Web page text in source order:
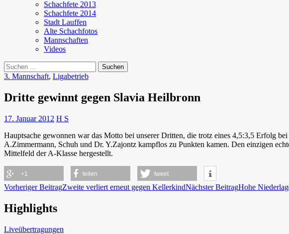
Schachfete 2013
Schachfete 2014
Stadt Lauffen
Alte Schachfotos
Mannschaften
Videos
Suchen
nach:
3. Mannschaft, Ligabetrieb
Dritte gewinnt gegen Slavia Heilbronn
17. Januar 2012 H S
Hauptsache gewonnen war das Motto bei unserer Dritten, die trotz eines 4,5:3,5 Erfolg
A.Zimmermann, Schuh und Dr. Y.Zajontz kampflos zu Punkten kamen. Den einzigen
Mittelfeld der A-Klasse hergestellt.
+1 teilen tweet
Beitragsnavigation
Vorheriger BeitragZweite verliert erneut gegen KellerkindNächster BeitragHohe
Schach in Lauffen
Highlights
Liveübertragungen